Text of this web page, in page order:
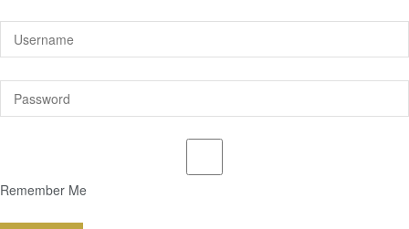
Remember Me